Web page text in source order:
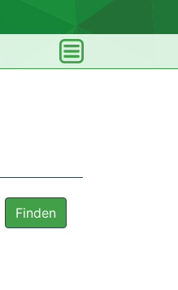
Finden